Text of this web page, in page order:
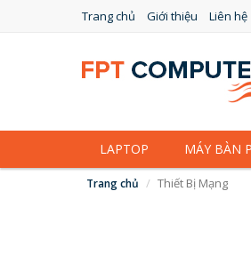
Trang chủ Giới thiệu Liên hệ
LAPTOP MÁY BÀN
Trang chủ Thiết Bị Mạng